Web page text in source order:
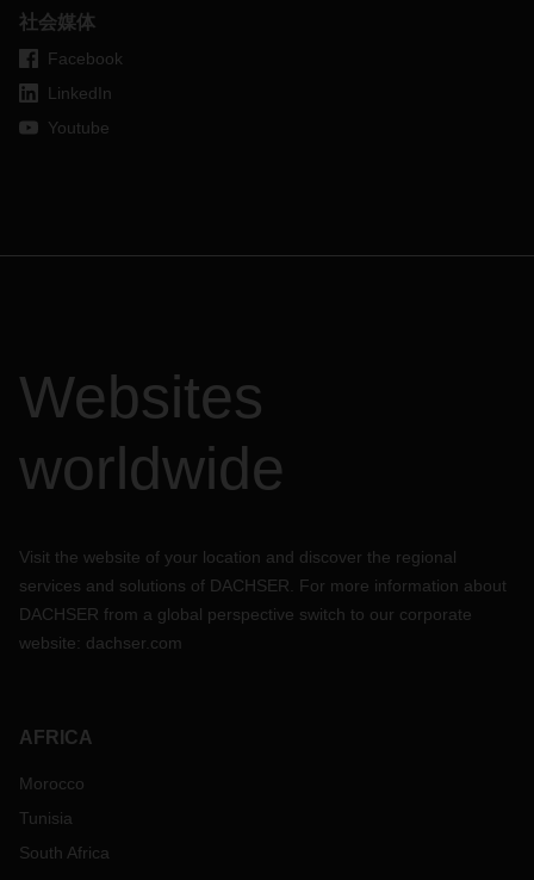
社会媒体
Facebook
LinkedIn
Youtube
Websites
worldwide
Visit the website of your location and discover the regional
services and solutions of DACHSER. For more information about
DACHSER from a global perspective switch to our corporate
website: dachser.com
AFRICA
Morocco
Tunisia
South Africa